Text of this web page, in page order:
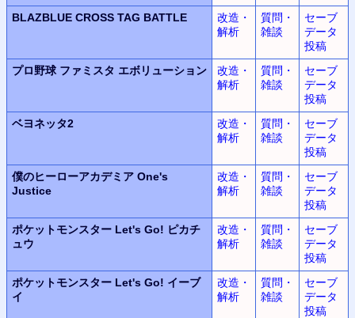
BLAZBLUE CROSS TAG BATTLE
改造・
解析
質問・
雑談
セーブ
データ
投稿
プロ野球 ファミスタ エボリューション
改造・
解析
質問・
雑談
セーブ
データ
投稿
ベヨネッタ2
改造・
解析
質問・
雑談
セーブ
データ
投稿
僕のヒーローアカデミア One's
Justice
改造・
解析
質問・
雑談
セーブ
データ
投稿
ポケットモンスター Let's Go! ピカチ
ュウ
改造・
解析
質問・
雑談
セーブ
データ
投稿
ポケットモンスター Let's Go! イーブ
イ
改造・
解析
質問・
雑談
セーブ
データ
投稿